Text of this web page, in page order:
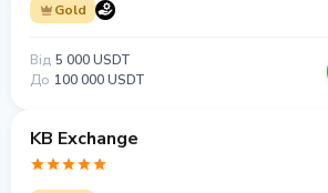
Gold
Від 5 000 USDT
До 100 000 USDT
KB Exchange